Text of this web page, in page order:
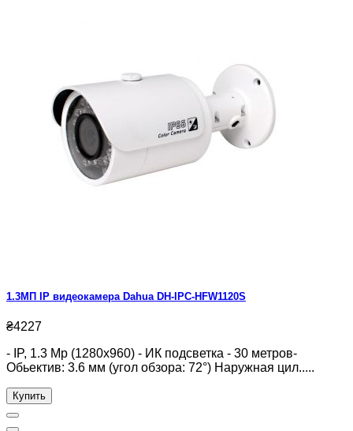
1.3МП IP видеокамера Dahua DH-IPC-HFW1120S
₴4227
- IP, 1.3 Mp (1280x960) - ИК подсветка - 30 метров-
Обьектив: 3.6 мм (угол обзора: 72°) Наружная цил.....
Купить